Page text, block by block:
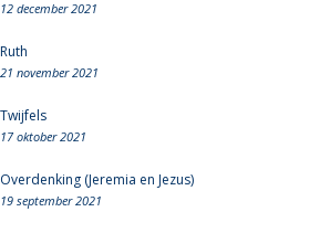
12 december 2021
Ruth
21 november 2021
Twijfels
17 oktober 2021
Overdenking (Jeremia en Jezus)
19 september 2021